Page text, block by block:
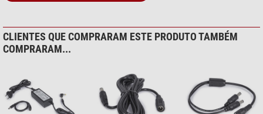
CLIENTES QUE COMPRARAM ESTE PRODUTO TAMBÉM
COMPRARAM...